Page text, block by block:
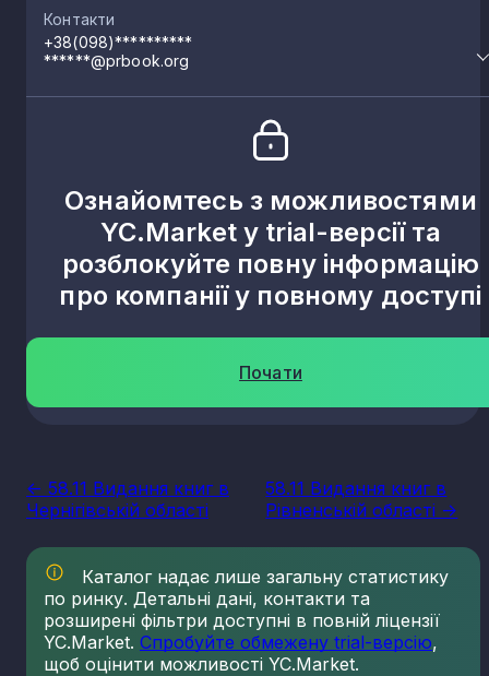
Контакти
+38(098)**********
******@prbook.org
Ознайомтесь з можливостями
YC.Market у trial-версії та
розблокуйте повну інформацію
про компанії у повному доступі
Почати
<- 58.11 Видання книг в
Чернігівській області
58.11 Видання книг в
Рівненській області ->
Каталог надає лише загальну статистику
по ринку. Детальні дані, контакти та
розширені фільтри доступні в повній ліцензії
YC.Market. Спробуйте обмежену trial-версію,
щоб оцінити можливості YC.Market.